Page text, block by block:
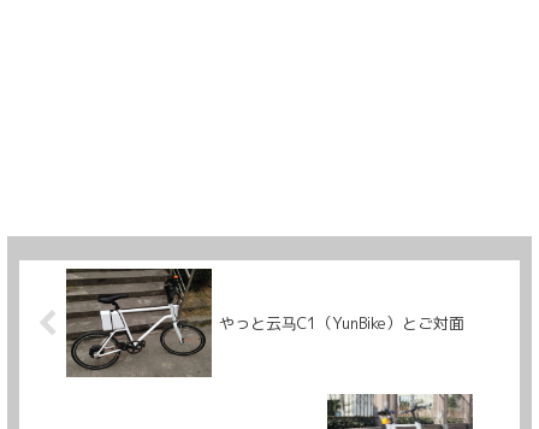
やっと云马C1（YunBike）とご対面